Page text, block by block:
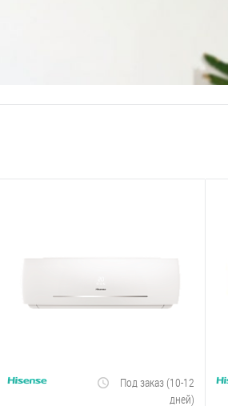
Под заказ (10-12
дней)